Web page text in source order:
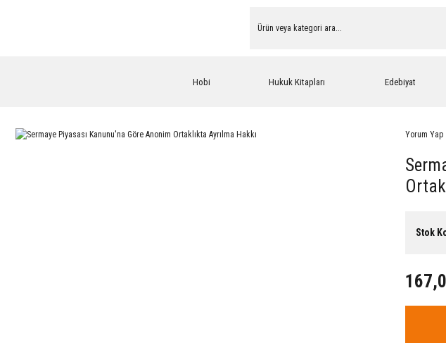
Hobi Hukuk Kitapları Edebiyat
Yorum Yap
Stok